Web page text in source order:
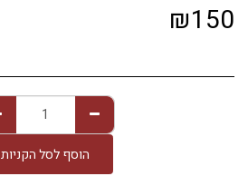
₪150
הוסף לסל הקניות